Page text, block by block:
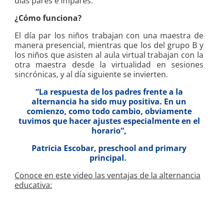
¿Cómo funciona?
El día par los niños trabajan con una maestra de
manera presencial, mientras que los del grupo B y
los niños que asisten al aula virtual trabajan con la
otra maestra desde la virtualidad en sesiones
sincrónicas, y al día siguiente se invierten.
“La respuesta de los padres frente a la
alternancia ha sido muy positiva. En un
comienzo, como todo cambio, obviamente
tuvimos que hacer ajustes especialmente en el
horario”,
Patricia Escobar, preschool and primary
principal.
Conoce en este video las ventajas de la alternancia
educativa: